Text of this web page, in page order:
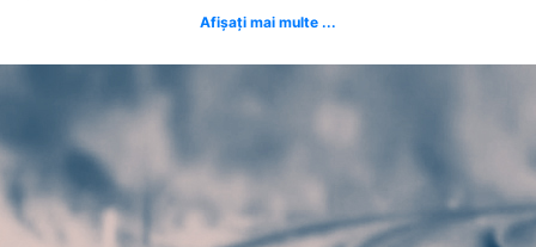
Afișați mai multe ...